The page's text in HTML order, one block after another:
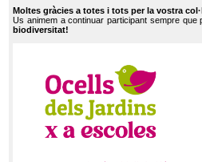
Moltes gràcies a totes i tots per la vostra
Us animem a continuar participant sempre que
biodiversitat!